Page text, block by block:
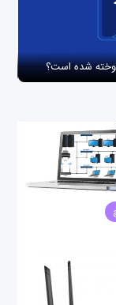
دوخته شده است؟